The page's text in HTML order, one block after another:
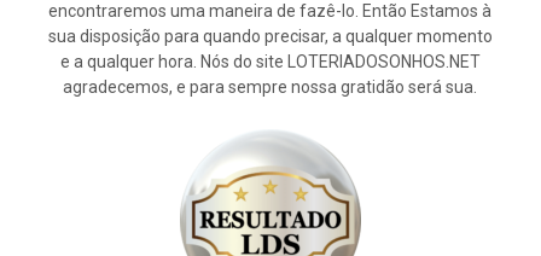
encontraremos uma maneira de fazê-lo. Então Estamos à
sua disposição para quando precisar, a qualquer momento
e a qualquer hora. Nós do site LOTERIADOSONHOS.NET
agradecemos, e para sempre nossa gratidão será sua.